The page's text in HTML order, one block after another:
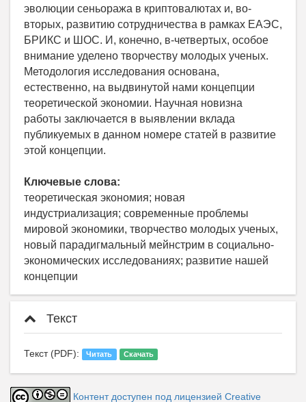
эволюции сеньоража в криптовалютах и, во-
вторых, развитию сотрудничества в рамках ЕАЭС,
БРИКС и ШОС. И, конечно, в-четвертых, особое
внимание уделено творчеству молодых ученых.
Методология исследования основана,
естественно, на выдвинутой нами концепции
теоретической экономии. Научная новизна
работы заключается в выявлении вклада
публикуемых в данном номере статей в развитие
этой концепции.
Ключевые слова:
теоретическая экономия; новая
индустриализация; современные проблемы
мировой экономики, творчество молодых ученых,
новый парадигмальный мейнстрим в социально-
экономических исследованиях; развитие нашей
концепции
Текст
Текст (PDF): Читать Скачать
Контент доступен под лицензией Creative